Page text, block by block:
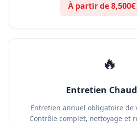
À partir de 8,500€
🔥
Entretien
Entretien annuel obligatoire de
Contrôle complet, nettoyage et